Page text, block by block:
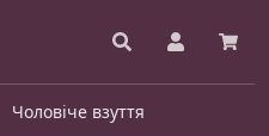
Чоловіче взуття